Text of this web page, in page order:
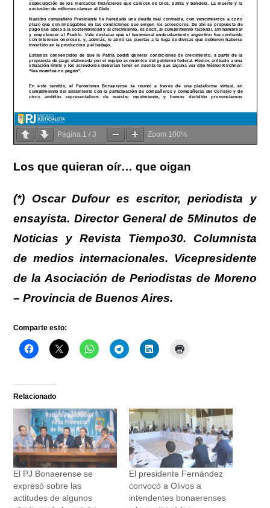
Página 1 /3 Zoom 100%
Los que quieran oír… que oigan
(*) Oscar Dufour es escritor, periodista y
ensayista. Director General de 5Minutos de
Noticias y Revista Tiempo30. Columnista
de medios internacionales. Vicepresidente
de la Asociación de Periodistas de Moreno
– Provincia de Buenos Aires.
Comparte esto:
Relacionado
El PJ Bonaerense se
expresó sobre las
actitudes de algunos
El presidente Fernández
convocó a Olivos a
intendentes bonaerenses